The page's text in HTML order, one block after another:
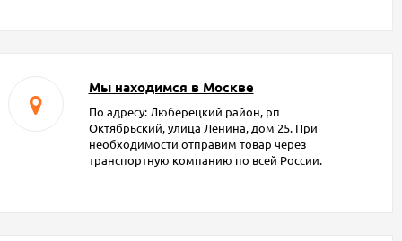
Мы находимся в Москве
По адресу: Люберецкий район, рп
Октябрьский, улица Ленина, дом 25. При
необходимости отправим товар через
транспортную компанию по всей России.